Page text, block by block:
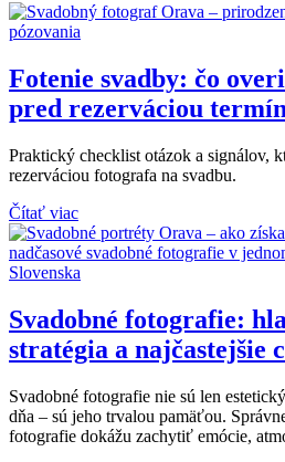
Fotenie svadby: čo
pred rezerváciou
Praktický checklist otázok a signálov,
rezerváciou fotografa na svadbu.
Čítať viac
Svadobné fotografie:
stratégia a najčastejšie
Svadobné fotografie nie sú len
dňa – sú jeho trvalou pamäťou.
fotografie dokážu zachytiť emócie,